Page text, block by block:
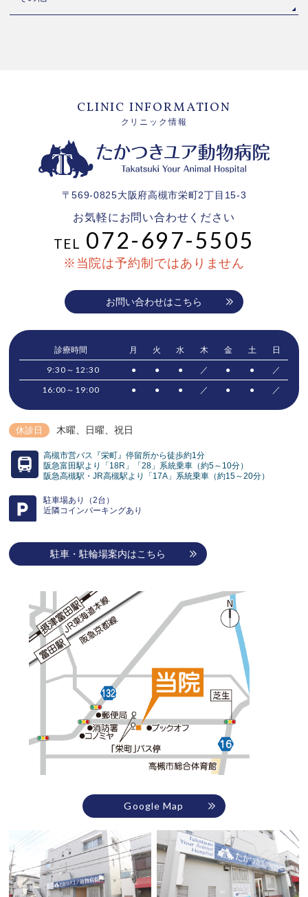
CLINIC INFORMATION
クリニック情報
〒569-0825大阪府高槻市栄町2丁目15-3
お気軽にお問い合わせください
TEL 072-697-5505
※当院は予約制ではありません
お問い合わせはこちら
診療時間 月 火 水 木 金 土 日
9:30～12:30 ● ● ● ／ ● ● ／
16:00～19:00 ● ● ● ／ ● ● ／
休診日 木曜、日曜、祝日
高槻市営バス『栄町』停留所から徒歩約1分
阪急富田駅より「18R」「28」系統乗車（約5～10分）
阪急高槻駅・JR高槻駅より「17A」系統乗車（約15～20分）
駐車場あり（2台）
近隣コインパーキングあり
駐車・駐輪場案内はこちら
Google Map